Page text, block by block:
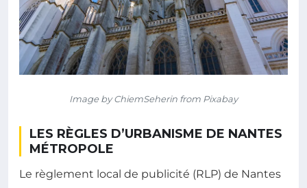
Image by ChiemSeherin from Pixabay
LES RÈGLES D’URBANISME DE NANTES
MÉTROPOLE
Le règlement local de publicité (RLP) de Nantes